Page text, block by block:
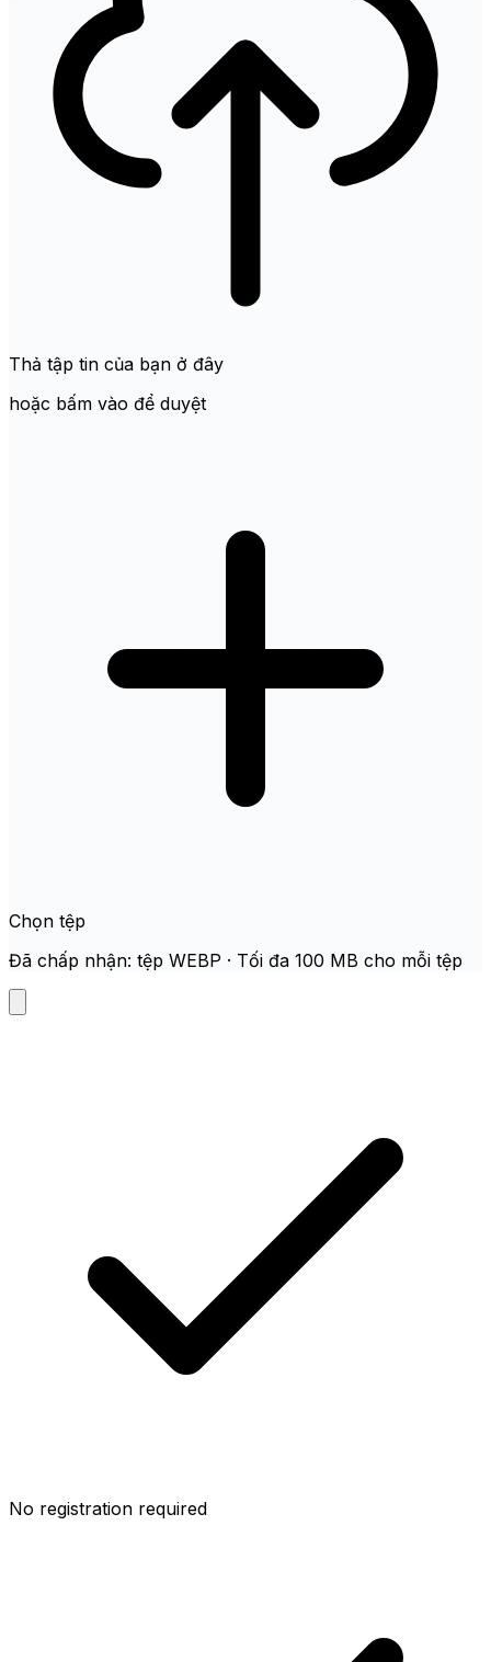
Thả tập tin của bạn ở đây
hoặc bấm vào để duyệt
Chọn tệp
Đã chấp nhận: tệp WEBP · Tối đa 100 MB cho mỗi tệp
No registration required